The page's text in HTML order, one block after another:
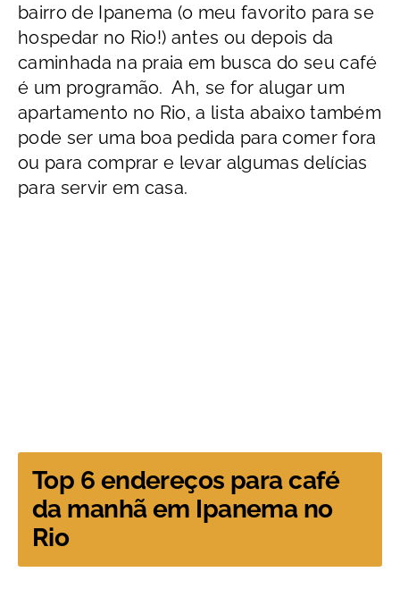
bairro de Ipanema (o meu favorito para se
hospedar no Rio!) antes ou depois da
caminhada na praia em busca do seu café
é um programão. Ah, se for alugar um
apartamento no Rio, a lista abaixo também
pode ser uma boa pedida para comer fora
ou para comprar e levar algumas delícias
para servir em casa.
Top 6 endereços para café
da manhã em Ipanema no
Rio